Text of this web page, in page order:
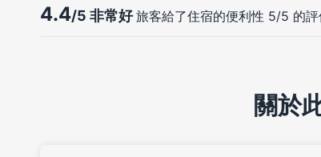
4.4/5 非常好旅客給了住宿的便利性 5/5 的
關於